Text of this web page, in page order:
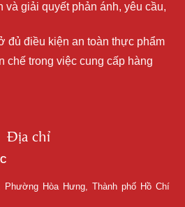
giải quyết phản ánh, yêu cầu,
đủ điều kiện an toàn thực phẩm
chế trong việc cung cấp hàng
Địa chỉ
Hòa Hưng, Thành phố Hồ Chí